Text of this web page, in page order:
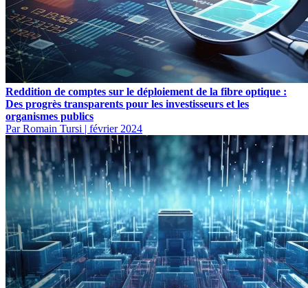
Reddition de comptes sur le déploiement de la fibre optique :
Des progrès transparents pour les investisseurs et les
organismes publics
Par Romain Tursi | février 2024